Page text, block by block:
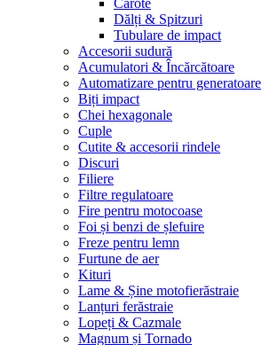
Dălți & Spitzuri
Tubulare de impact
Accesorii sudură
Acumulatori & Încărcătoare
Automatizare pentru generatoare
Biți impact
Chei hexagonale
Cuple
Cutite & accesorii rindele
Discuri
Filiere
Filtre regulatoare
Fire pentru motocoase
Foi și benzi de șlefuire
Freze pentru lemn
Furtune de aer
Kituri
Lame & Șine motofierăstraie
Lanțuri ferăstraie
Lopeți & Cazmale
Magnum și Tornado